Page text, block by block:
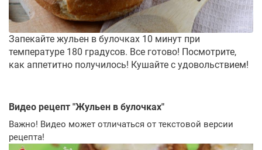
Запекайте жульен в булочках 10 минут при
температуре 180 градусов. Все готово! Посмотрите,
как аппетитно получилось! Кушайте с удовольствием!
Видео рецепт "Жульен в булочках"
Важно! Видео может отличаться от текстовой версии
рецепта!